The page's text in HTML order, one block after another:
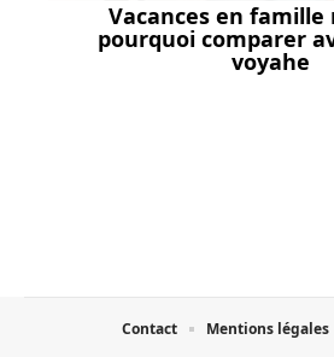
Vacances en famille
pourquoi comparer
voyahe
Contact Mentions légales